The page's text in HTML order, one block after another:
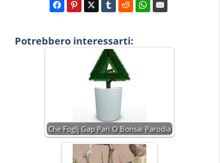
Potrebbero interessarti:
Che Foglj Gap Pari O Bonsai Parodia